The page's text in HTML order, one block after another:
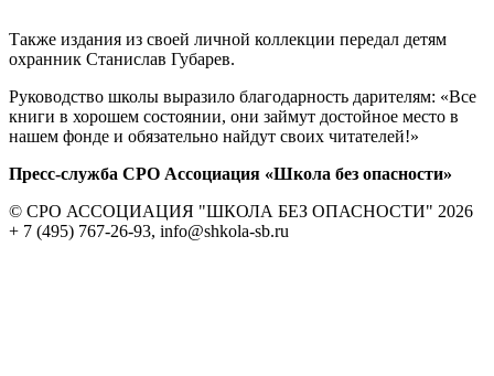
Также издания из своей личной коллекции передал детям
охранник Станислав Губарев.
Руководство школы выразило благодарность дарителям: «Все
книги в хорошем состоянии, они займут достойное место в
нашем фонде и обязательно найдут своих читателей!»
Пресс-служба СРО Ассоциация «Школа без опасности»
© СРО АССОЦИАЦИЯ "ШКОЛА БЕЗ ОПАСНОСТИ" 2026
+ 7 (495) 767-26-93, info@shkola-sb.ru